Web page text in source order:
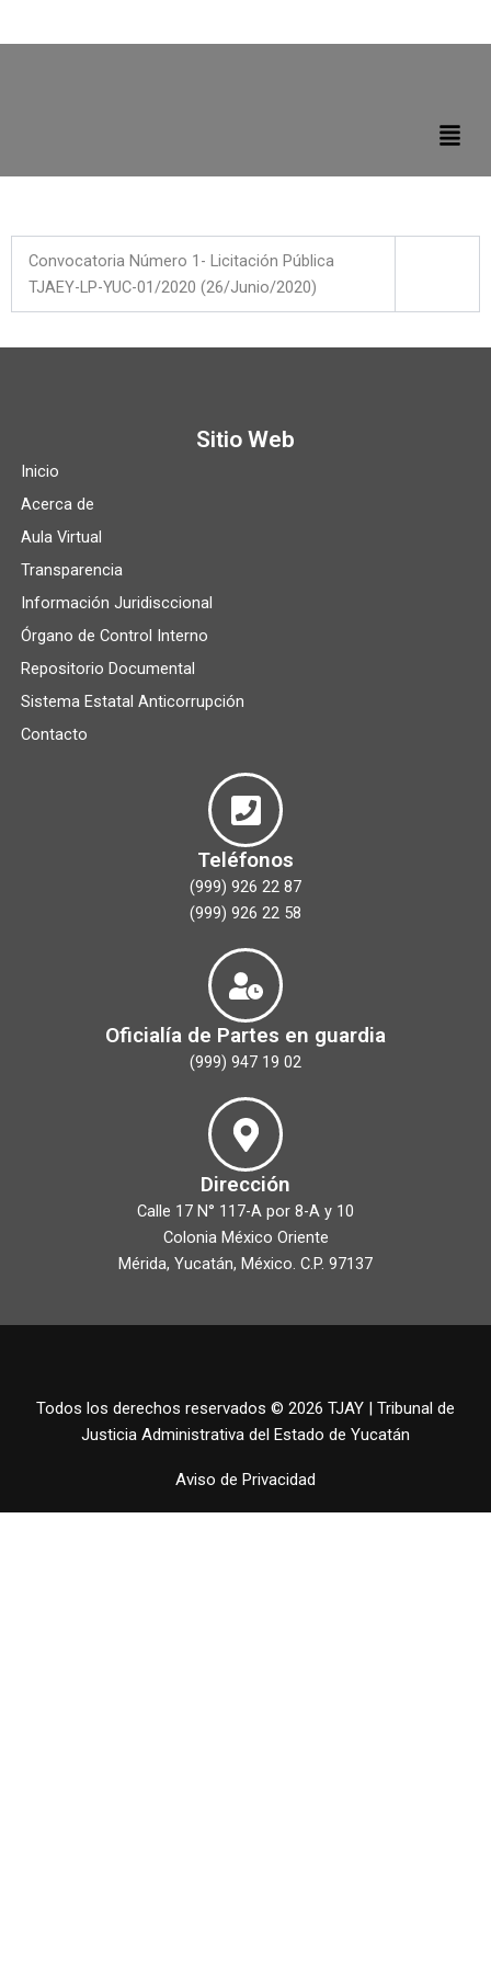
Convocatoria Número 1- Licitación Pública
TJAEY-LP-YUC-01/2020 (26/Junio/2020)
Sitio Web
Inicio
Acerca de
Aula Virtual
Transparencia
Información Juridisccional
Órgano de Control Interno
Repositorio Documental
Sistema Estatal Anticorrupción
Contacto
Teléfonos
(999) 926 22 87
(999) 926 22 58
Oficialía de Partes en guardia
(999) 947 19 02
Dirección
Calle 17 N° 117-A por 8-A y 10
Colonia México Oriente
Mérida, Yucatán, México. C.P. 97137
Todos los derechos reservados © 2026 TJAY | Tribunal de
Justicia Administrativa del Estado de Yucatán
Aviso de Privacidad